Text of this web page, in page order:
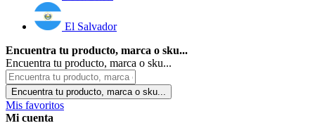
El Salvador
Encuentra tu producto, marca o sku...
Encuentra tu producto, marca o sku...
Encuentra tu producto, marca o sku...
Mis favoritos
Mi cuenta